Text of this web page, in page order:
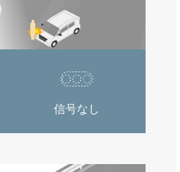
信号なし